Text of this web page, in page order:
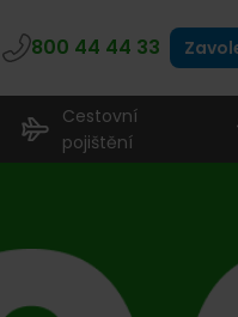
800 44 44 33
Cestovní
pojištění